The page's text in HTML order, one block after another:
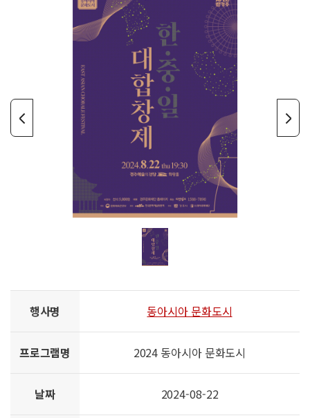
행사명 동아시아 문화도시
프로그램명 2024 동아시아 문화도시
날짜 2024-08-22